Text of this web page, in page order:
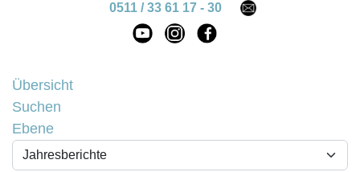
0511 / 33 61 17 - 30
Übersicht
Suchen
Ebene